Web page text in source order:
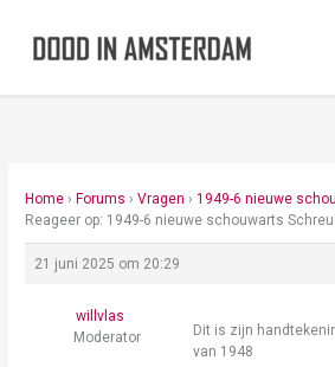
Home › Forums › Vragen › 1949-6 nieuwe
Reageer op: 1949-6 nieuwe schouwarts
21 juni 2025 om 20:29
willvlas
Moderator
Dit is zijn
van 1948